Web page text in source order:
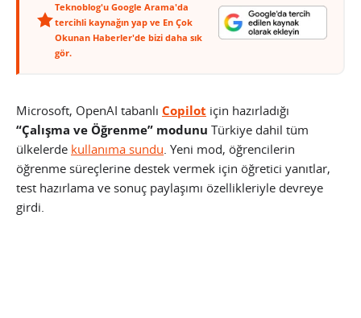
Teknoblog'u Google Arama'da
tercihli kaynağın yap ve En Çok
Okunan Haberler'de bizi daha sık
gör.
Microsoft, OpenAI tabanlı Copilot için hazırladığı
“Çalışma ve Öğrenme” modunu Türkiye dahil tüm
ülkelerde kullanıma sundu. Yeni mod, öğrencilerin
öğrenme süreçlerine destek vermek için öğretici yanıtlar,
test hazırlama ve sonuç paylaşımı özellikleriyle devreye
girdi.